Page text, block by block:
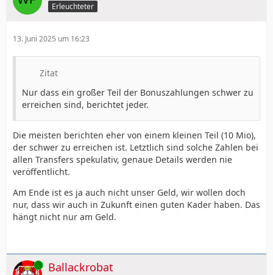
Erleuchteter
13. Juni 2025 um 16:23
Zitat
Nur dass ein großer Teil der Bonuszahlungen schwer zu
erreichen sind, berichtet jeder.
Die meisten berichten eher von einem kleinen Teil (10 Mio),
der schwer zu erreichen ist. Letztlich sind solche Zahlen bei
allen Transfers spekulativ, genaue Details werden nie
veröffentlicht.
Am Ende ist es ja auch nicht unser Geld, wir wollen doch
nur, dass wir auch in Zukunft einen guten Kader haben. Das
hängt nicht nur am Geld.
Online Ballackrobat